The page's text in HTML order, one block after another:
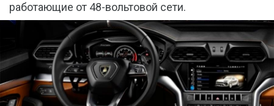
работающие от 48-вольтовой сети.